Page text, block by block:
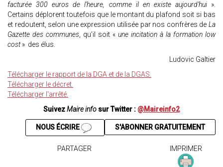
facturée 300 euros de l’heure, comme il en existe aujourd’hui ».
Certains déplorent toutefois que le montant du plafond soit si bas
et redoutent, selon une expression utilisée par nos confrères de La
Gazette des communes, qu’il soit « une incitation à la formation low
cost» des élus.
Ludovic Galtier
Télécharger le rapport de la DGA et de la DGAS.
Télécharger le décret.
Télécharger l'arrêté.
SuivezMaire info sur Twitter : @Maireinfo2
S'ABONNER GRATUITEMENT
NOUS ÉCRIRE
PARTAGER IMPRIMER